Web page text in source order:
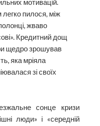
мотивацій.
пилося, між
жваво
Кредитний дощ
щедро зрошував
яка мріяла
зі своїх
сонце кризи
люди» і «середній